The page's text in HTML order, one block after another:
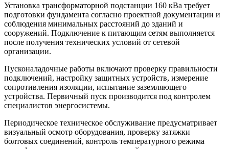
Установка трансформаторной подстанции 160 кВа требует
подготовки фундамента согласно проектной документации и
соблюдения минимальных расстояний до зданий и
сооружений. Подключение к питающим сетям выполняется
после получения технических условий от сетевой
организации.
Пусконаладочные работы включают проверку правильности
подключений, настройку защитных устройств, измерение
сопротивления изоляции, испытание заземляющего
устройства. Первичный пуск производится под контролем
специалистов энергосистемы.
Периодическое техническое обслуживание предусматривает
визуальный осмотр оборудования, проверку затяжки
болтовых соединений, контроль температурного режима